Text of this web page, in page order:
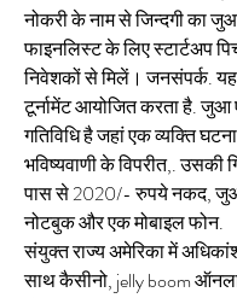
नोकरी के नाम से जिन्दगी का
फाइनलिस्ट के लिए स्टार्टअप
निवेशकों से मिलें। जनसंपर्क.
टूर्नामेंट आयोजित करता है. जुआ
गतिविधि है जहां एक व्यक्ति
भविष्यवाणी के विपरीत,. उसकी
पास से 2020/- रुपये नकद,
नोटबुक और एक मोबाइल फोन.
संयुक्त राज्य अमेरिका में
साथ कैसीनो, jelly boom